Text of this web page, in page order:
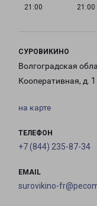
21:00
21:00
СУРОВИКИНО
Волгоградская
Кооперативная, д. 1
на карте
ТЕЛЕФОН
+7 (844) 235-87-34
EMAIL
surovikino-